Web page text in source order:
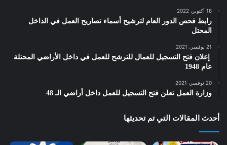
18 أكتوبر، 2022
رابط فحص الدور العام لترشيح أسماء تصاريح العمل في الداخل
المحتل
21 نوفمبر، 2021
‎ إعلان فتح التسجيل للعمال للترشح للعمل في داخل الأراضي المحتلة
عام 1948
20 نوفمبر، 2021
وزارة العمل تعلن فتح التسجيل للعمل داخل أراضي الـ 48
أحدث المقالات التي تم تحديثها